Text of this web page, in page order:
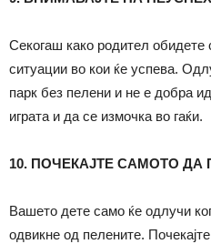
Секогаш како родител обидете
ситуации во кои ќе успева.
парк без пелени и не е добра
играта и да се измочка во гаќи.
10. ПОЧЕКАЈТЕ САМОТО ДА
Вашето дете само ќе одлучи
одвикне од пелените.